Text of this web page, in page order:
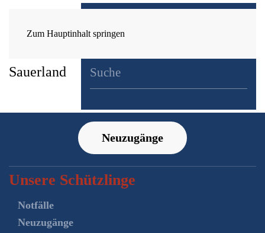
Zum Hauptinhalt springen
Neuzugänge
Unsere Schützlinge
Notfälle
Neuzugänge